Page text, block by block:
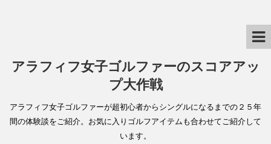
アラフィフ女子ゴルファーのスコアアッ
プ大作戦
アラフィフ女子ゴルファーが超初心者からシングルになるまでの２５年
間の体験談をご紹介。お気に入りゴルフアイテムも合わせてご紹介して
います。